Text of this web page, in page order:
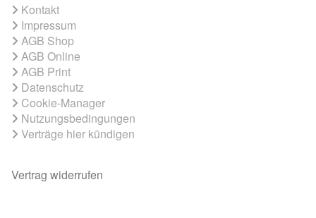
Kontakt
Impressum
AGB Shop
AGB Online
AGB Print
Datenschutz
Cookie-Manager
Nutzungsbedingungen
Verträge hier kündigen
Vertrag widerrufen